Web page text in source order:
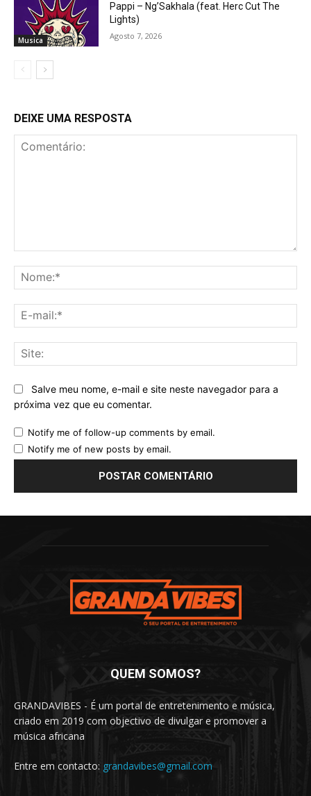
Musica
Pappi – Ng’Sakhala (feat. Herc Cut The
Lights)
Agosto 7, 2026
DEIXE UMA RESPOSTA
Salve meu nome, e-mail e site neste navegador para a
próxima vez que eu comentar.
Notify me of follow-up comments by email.
Notify me of new posts by email.
QUEM SOMOS?
GRANDAVIBES - É um portal de entretenimento e música,
criado em 2019 com objectivo de divulgar e promover a
música africana
Entre em contacto: grandavibes@gmail.com